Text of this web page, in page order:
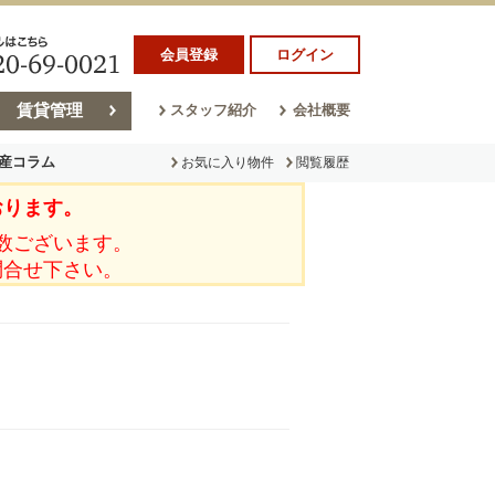
会員登録 ログイン
賃貸管理 スタッフ紹介 会社概要
コラム
ム
お気に入り物件 閲覧履歴
ます。
ざいます。
せ下さい。